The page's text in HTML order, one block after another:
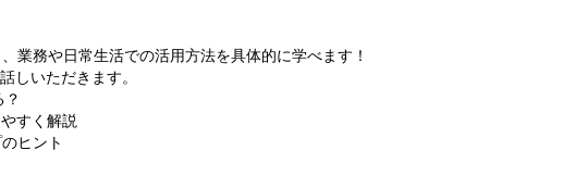
業務や日常生活での活用方法を具体的に学べます！
しいただきます。
すく解説
ヒント